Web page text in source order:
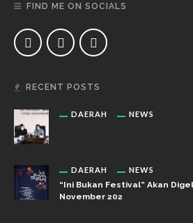
FIND ME ON SOCIALS
RECENT POSTS
DAERAH NEWS
DAERAH NEWS
“Ini Bukan Festival” Akan
November 202